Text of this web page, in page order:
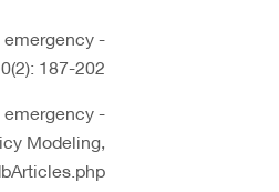
187-202.
Modeling,